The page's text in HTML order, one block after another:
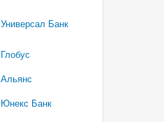
Универсал Банк
Глобус
Альянс
Юнекс Банк